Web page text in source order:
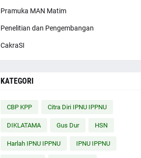
Pramuka MAN Matim
Penelitian dan Pengembangan
CakraSI
KATEGORI
CBP KPP Citra Diri IPNU IPPNU
DIKLATAMA Gus Dur HSN
Harlah IPNU IPPNU IPNU IPPNU